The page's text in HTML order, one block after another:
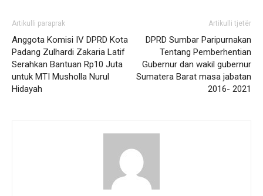
Artikulli paraprak
Anggota Komisi IV DPRD Kota
Padang Zulhardi Zakaria Latif
Serahkan Bantuan Rp10 Juta
untuk MTI Musholla Nurul
Hidayah
Artikulli tjetër
DPRD Sumbar Paripurnakan
Tentang Pemberhentian
Gubernur dan wakil gubernur
Sumatera Barat masa jabatan
2016- 2021